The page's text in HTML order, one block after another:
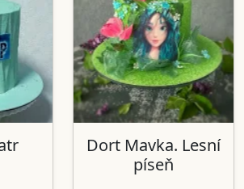
Dort Mavka. Lesní
píseň